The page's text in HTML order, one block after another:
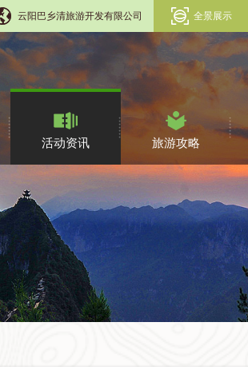
云阳巴乡清旅游开发有限公司 全景展示
活动资讯 旅游攻略